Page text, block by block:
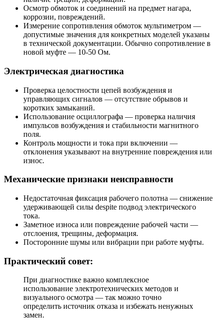
Осмотр обмоток и соединений на предмет нагара,
коррозии, повреждений.
Измерение сопротивления обмоток мультиметром —
допустимые значения для конкретных моделей указаны
в технической документации. Обычно сопротивление в
новой муфте — 10-50 Ом.
Электрическая диагностика
Проверка целостности цепей возбуждения и
управляющих сигналов — отсутствие обрывов и
коротких замыканий.
Использование осциллографа — проверка наличия
импульсов возбуждения и стабильности магнитного
поля.
Контроль мощности и тока при включении —
отклонения указывают на внутренние повреждения или
износ.
Механические признаки неисправности
Недостаточная фиксация рабочего полотна — снижение
удерживающей силы despite подвод электрического
тока.
Заметное износа или повреждение рабочей части —
отслоения, трещины, деформация.
Посторонние шумы или вибрации при работе муфты.
Практический совет:
При диагностике важно комплексное
использование электротехнических методов и
визуального осмотра — так можно точно
определить источник отказа и избежать ненужных
замен.